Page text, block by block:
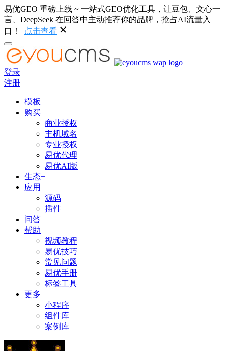
易优GEO 重磅上线 ~ 一站式GEO优化工具，让豆包、文心一
言、DeepSeek 在回答中主动推荐你的品牌，抢占AI流量入
口！
点击查看
登录
注册
模板
购买
商业授权
主机域名
专业授权
易优代理
易优AI版
生态+
应用
源码
插件
问答
帮助
视频教程
易优技巧
常见问题
易优手册
标签工具
更多
小程序
组件库
案例库